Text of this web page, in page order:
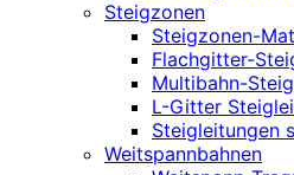
Steigzonen
Steigzonen-
Flachgitter-
Multibahn-
L-Gitter
Steigleitungen
Weitspannbahnen